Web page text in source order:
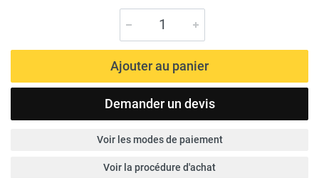
Ajouter au panier
Demander un devis
Voir les modes de paiement
Voir la procédure d'achat